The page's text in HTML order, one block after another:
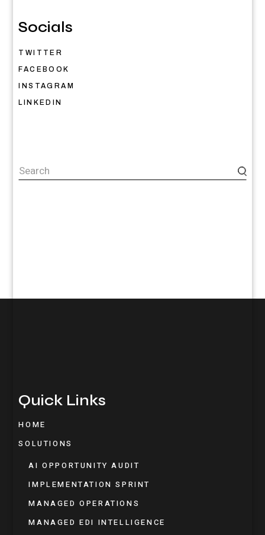
Socials
TWITTER
FACEBOOK
INSTAGRAM
LINKEDIN
Quick Links
HOME
SOLUTIONS
AI OPPORTUNITY AUDIT
IMPLEMENTATION SPRINT
MANAGED OPERATIONS
MANAGED EDI INTELLIGENCE